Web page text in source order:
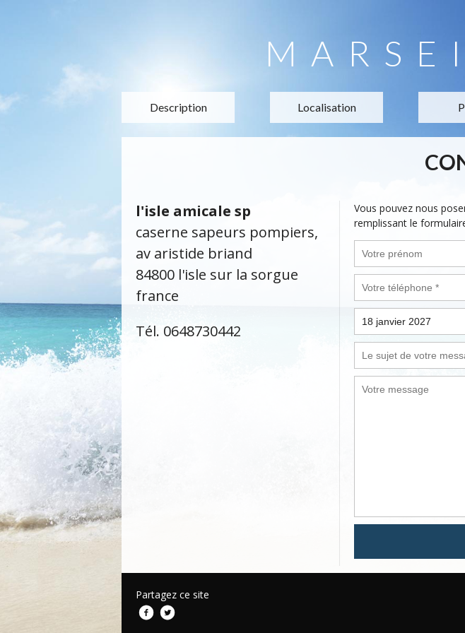
Description Localisation
l'isle amicale sp
caserne sapeurs pompiers,
av aristide briand
84800 l'isle sur la sorgue
france
Tél. 0648730442
Vous pouvez nous
remplissant le
Partagez ce site